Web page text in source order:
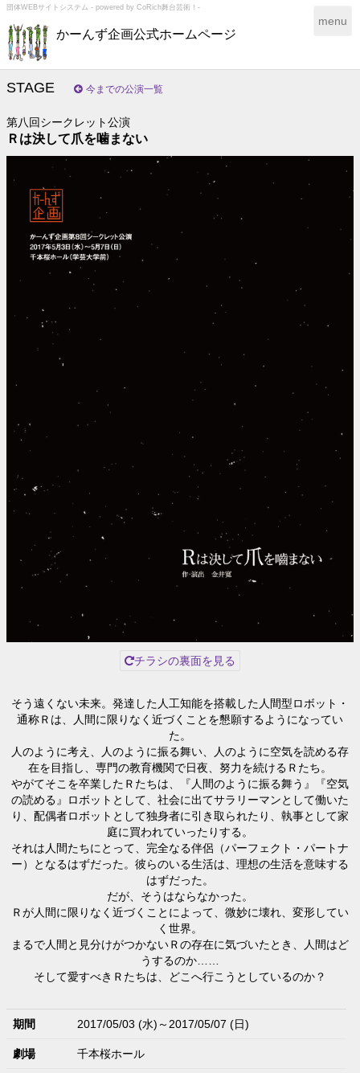
団体WEBサイトシステム - powered by CoRich舞台芸術！-
かーんず企画公式ホームページ
T
g
menu
STAGE 今までの公演一覧
第八回シークレット公演
Ｒは決して爪を噛まない
チラシの裏面を見る
そう遠くない未来。発達した人工知能を搭載した人間型ロボット・
通称Ｒは、人間に限りなく近づくことを懇願するようになってい
た。
人のように考え、人のように振る舞い、人のように空気を読める存
在を目指し、専門の教育機関で日夜、努力を続けるＲたち。
やがてそこを卒業したＲたちは、『人間のように振る舞う』『空気
の読める』ロボットとして、社会に出てサラリーマンとして働いた
り、配偶者ロボットとして独身者に引き取られたり、執事として家
庭に買われていったりする。
それは人間たちにとって、完全なる伴侶（パーフェクト・パートナ
ー）となるはずだった。彼らのいる生活は、理想の生活を意味する
はずだった。
だが、そうはならなかった。
Ｒが人間に限りなく近づくことによって、微妙に壊れ、変形してい
く世界。
まるで人間と見分けがつかないＲの存在に気づいたとき、人間はど
うするのか……
そして愛すべきＲたちは、どこへ行こうとしているのか？
期間 2017/05/03 (水)～2017/05/07 (日)
劇場 千本桜ホール